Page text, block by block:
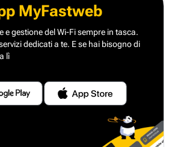
MyFastweb
e gestione del Wi-Fi sempre in tasca.
dedicati a te. E se hai bisogno di
lì